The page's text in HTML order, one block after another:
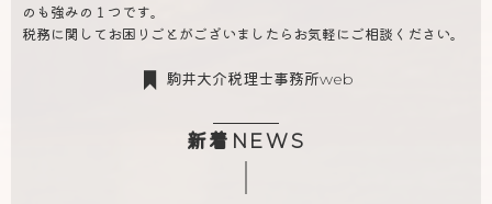
のも強みの１つです。
税務に関してお困りごとがございましたらお気軽にご相談ください。
駒井大介税理士事務所web
新着NEWS